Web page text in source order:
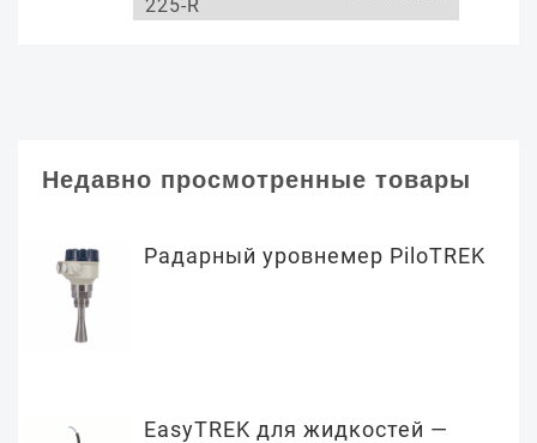
225-R
Недавно просмотренные товары
Радарный уровнемер PiloTREK
EasyTREK для жидкостей —